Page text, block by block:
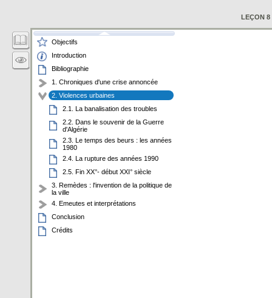
LEÇON 8
Objectifs
Introduction
Bibliographie
1. Chroniques d'une crise annoncée
2. Violences urbaines
2.1. La banalisation des troubles
2.2. Dans le souvenir de la Guerre
d'Algérie
2.3. Le temps des beurs : les années
1980
2.4. La rupture des années 1990
2.5. Fin XX°- début XXI° siècle
3. Remèdes : l'invention de la politique de
la ville
4. Emeutes et interprétations
Conclusion
Crédits